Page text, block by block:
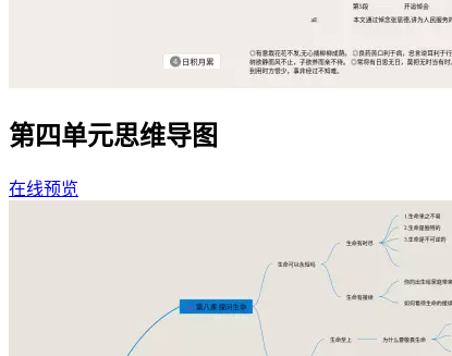
第四单元思维导图
在线预览